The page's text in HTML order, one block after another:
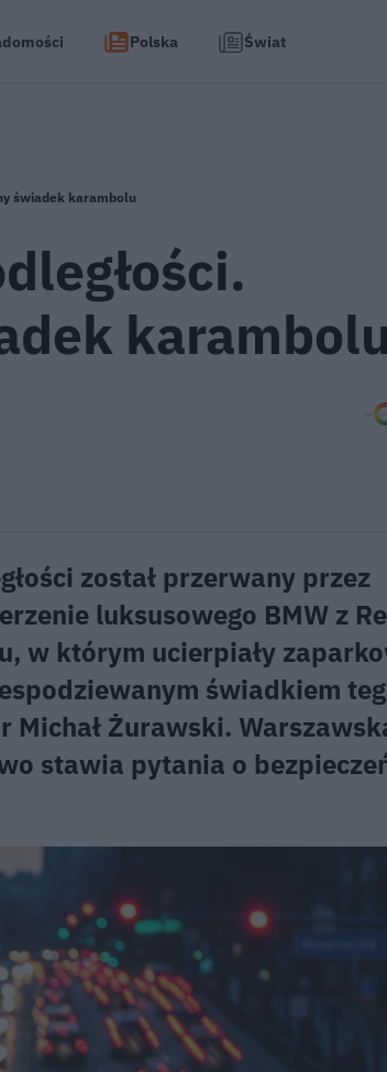
Polska Świat
świadek karambolu
karambolu
został przerwany przez
luksusowego BMW z
w którym ucierpiały
świadkiem
Michał Żurawski.
stawia pytania o